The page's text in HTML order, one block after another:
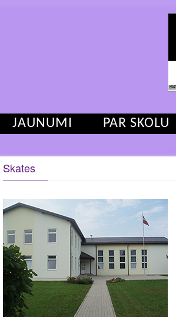
JAUNUMI PAR SKOLU
Skates